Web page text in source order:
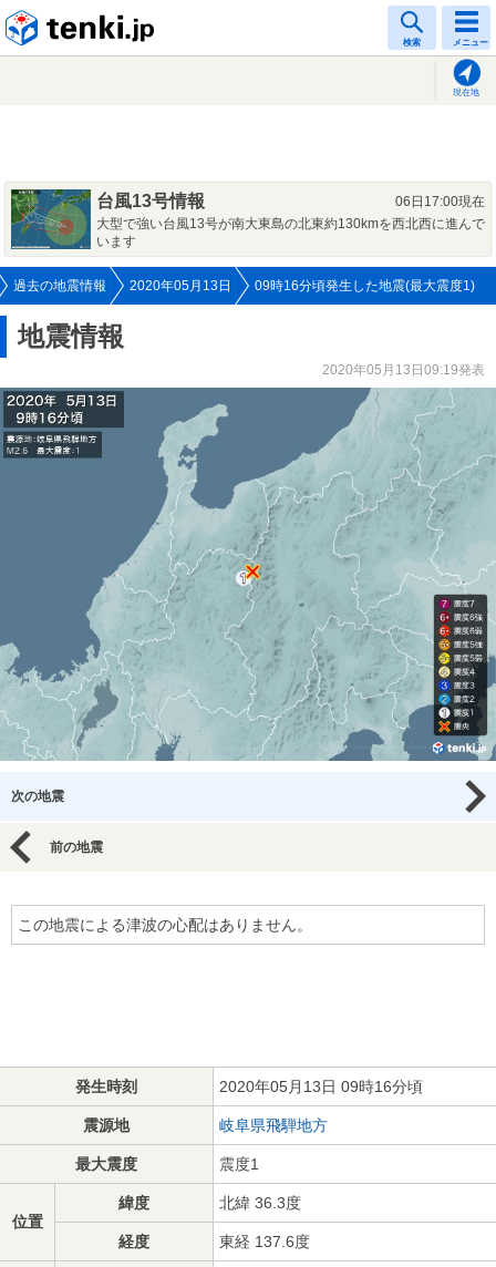
検索 メニュー
現在地
台風13号情報
06日17:00現在
大型で強い台風13号が南大東島の北東約130kmを西北西に進んで
います
過去の地震情報 2020年05月13日 09時16分頃発生した地震(最大震度1)
地震情報
2020年05月13日09:19発表
次の地震
前の地震
この地震による津波の心配はありません。
発生時刻 2020年05月13日 09時16分頃
震源地 岐阜県飛騨地方
最大震度 震度1
位置
緯度 北緯 36.3度
経度 東経 137.6度